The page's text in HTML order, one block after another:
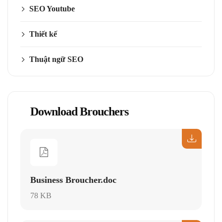
SEO Youtube
Thiết kế
Thuật ngữ SEO
Download Brouchers
Business Broucher.doc
78 KB